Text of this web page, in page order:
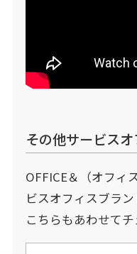
その他サービス
OFFICE＆（オフィ
ビスオフィスブラン
こちらもあわせて